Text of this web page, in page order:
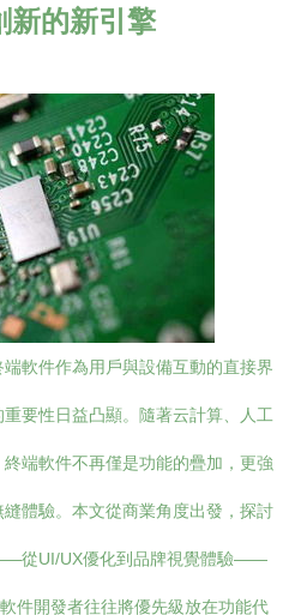
新的新引擎
軟件作為用戶與設備互動的直接界
要性日益凸顯。隨著云計算、人工
端軟件不再僅是功能的疊加，更強
體驗。本文從商業角度出發，探討
從UI/UX優化到品牌視覺體驗——
件開發者往往將優先級放在功能代